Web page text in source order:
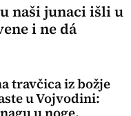
naši junaci išli u
i ne dá
travčica iz božje
u Vojvodini: